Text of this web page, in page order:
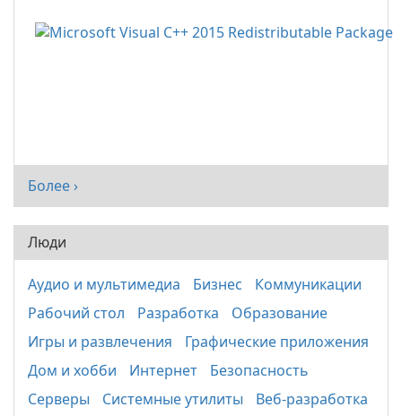
Более ›
Люди
Аудио и мультимедиа Бизнес
Коммуникации
Рабочий стол
Разработка
Образование
Игры и развлечения
Графические приложения
Дом и хобби
Интернет
Безопасность
Серверы
Системные утилиты Веб-разработка